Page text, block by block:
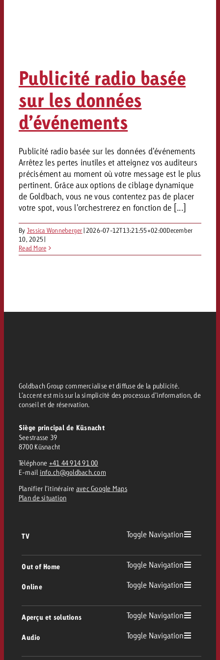
Publicité radio basée
sur les données
d’événements
Publicité radio basée sur les données d'événements
Arrêtez les pertes inutiles et atteignez vos auditeurs
précisément au moment où votre message est le plus
pertinent. Grâce aux options de ciblage dynamique
de Goldbach, vous ne vous contentez pas de placer
votre spot, vous l'orchestrerez en fonction de [...]
By Jessica Wonneberger| 2026-07-12T13:21:55+02:00December
10, 2025|
Read More
Goldbach Group commercialise et diffuse de la publicité.
L’accent est mis sur la simplicité des processus d’information, de
conseil et de réservation.
Siège principal de Küsnacht
Seestrasse 39
8700 Küsnacht
Téléphone +41 44 914 91 00
E-mail info.ch@goldbach.com
Planifier l’itinéraire avec Google Maps
Plan de situation
TV Toggle Navigation
Out of Home Toggle Navigation
Out of Home
Affichage
Digital Out of Home
Online Toggle Navigation
Aperçu et solutions Toggle Navigation
Conseil & Crossmedia
Audio Toggle Navigation